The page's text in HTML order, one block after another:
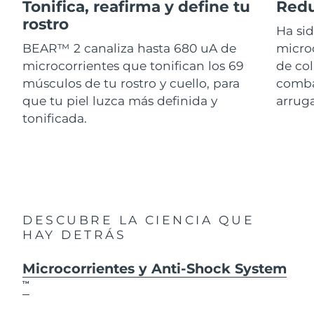
Tonifica, reafirma y define tu
rostro
BEAR™ 2 canaliza hasta 680 uA de
microcorrientes que tonifican los 69
músculos de tu rostro y cuello, para
que tu piel luzca más definida y
tonificada.
Ha
de
DESCUBRE LA CIENCIA QUE
HAY DETRÁS
Microcorrientes y Anti-Shock System
TM
For healthy hair
18% PAP
Cosméticos
Comprar todo
Israel
Italia Entrega prevista 8/9/26
Japón Entrega prevista 8/12/26
Jersey
Letonia Entrega prevista
Lituania Entrega prevista8/9/26